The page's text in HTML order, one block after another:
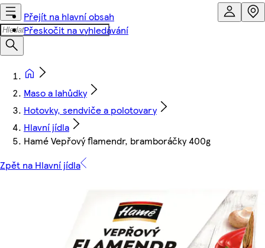
Přejít na hlavní obsah
Přeskočit na vyhledávání
Maso a lahůdky
Hotovky, sendviče a polotovary
Hlavní jídla
Hamé Vepřový flamendr, bramboráčky 400g
Zpět na Hlavní jídla